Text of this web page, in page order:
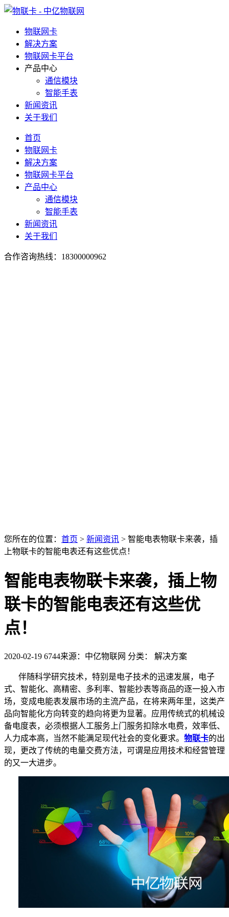
物联网卡
解决方案
物联网卡平台
产品中心
通信模块
智能手表
新闻资讯
关于我们
首页
物联网卡
解决方案
物联网卡平台
产品中心
通信模块
智能手表
新闻资讯
关于我们
合作咨询热线： 18300000962
您所在的位置： 首页 > 新闻资讯 > 智能电表物联卡来袭，插
上物联卡的智能电表还有这些优点！
智能电表物联卡来袭，插上物
联卡的智能电表还有这些优
点！
2020-02-19 6744来源：中亿物联网 分类： 解决方案
伴随科学研究技术，特别是电子技术的迅速发展，电子
式、智能化、高精密、多利率、智能抄表等商品的逐一投入市
场，变成电能表发展市场的主流产品，在将来两年里，这类产
品向智能化方向转变的趋向将更为显著。应用传统式的机械设
备电度表，必须根据人工服务上门服务扣除水电费，效率低、
人力成本高，当然不能满足现代社会的变化要求。 物联卡的出
现，更改了传统的电量交费方法，可谓是应用技术和经营管理
的又一大进步。